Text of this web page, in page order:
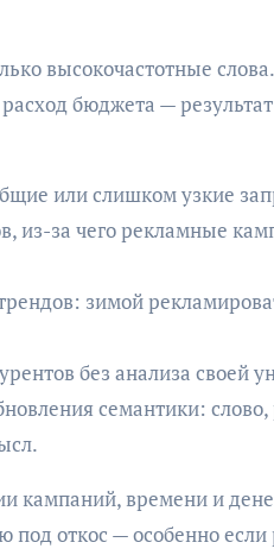
высокочастотные
бюджета — результат
или слишком узкие
из-за чего рекламные
зимой
без анализа своей
семантики:
кампаний, времени и
под откос — особенно